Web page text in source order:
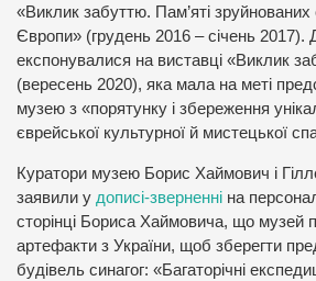
«Виклик забуттю. Пам’яті зруйнованих
Європи» (грудень 2016 – січень 2017).
експонувалися на виставці «Виклик
(вересень 2020), яка мала на меті
музею з «порятунку і збереження
єврейської культурної й мистецької
Куратори музею Борис Хаймович і
заявили у дописі-зверненні на
сторінці Бориса Хаймовича, що музей
артефакти з України, щоб зберегти
будівель синагог: «Багаторічні